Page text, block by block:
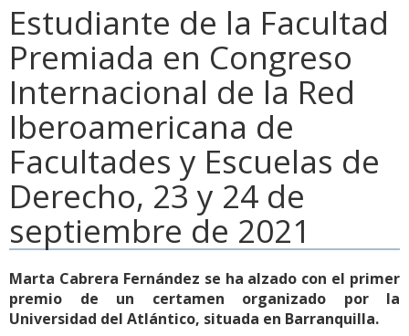
Estudiante de la Facultad
Premiada en Congreso
Internacional de la Red
Iberoamericana de
Facultades y Escuelas de
Derecho, 23 y 24 de
septiembre de 2021
Marta Cabrera Fernández se ha alzado con el primer
premio de un certamen organizado por la
Universidad del Atlántico, situada en Barranquilla.